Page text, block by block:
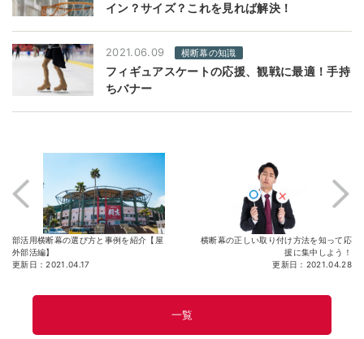
イン？サイズ？これを見れば解決！
2021.06.09 横断幕の知識
フィギュアスケートの応援、観戦に最適！手持
ちバナー
部活用横断幕の選び方と事例を紹介【屋
外部活編】
更新日：2021.04.17
横断幕の正しい取り付け方法を知って応
援に集中しよう！
更新日：2021.04.28
一覧